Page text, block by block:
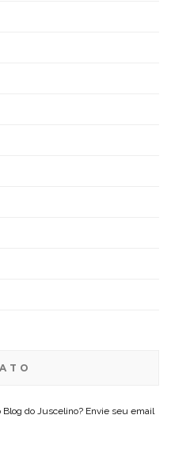
do Juscelino? Envie seu email